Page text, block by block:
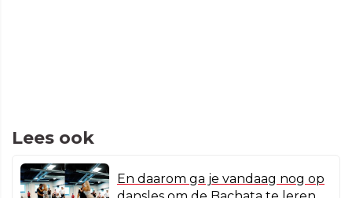
Lees ook
En daarom ga je vandaag nog op